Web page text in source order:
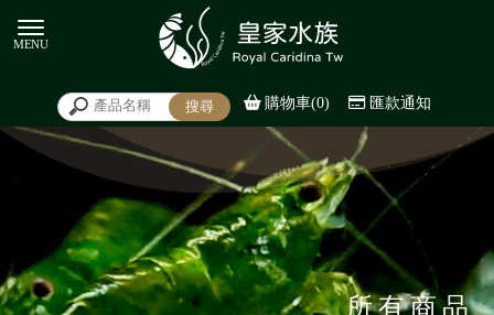
購物車(0) 匯款通知
所有商品